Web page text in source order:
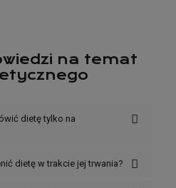
na temat
dietę tylko na
dietę w trakcie jej trwania?